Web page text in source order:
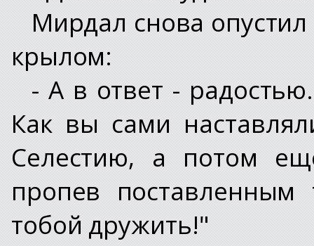
Мирдал снова
крылом:
- А в ответ -
Как вы сами
Селестию, а потом
пропев
тобой дружить!"